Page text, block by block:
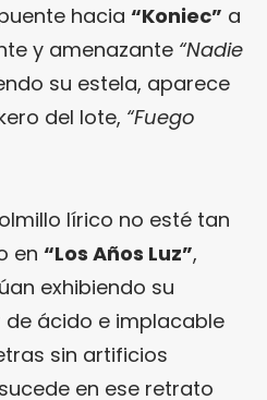
hacia “Koniec” a
y amenazante “Nadie
su estela, aparece
del lote, “Fuego
lírico no esté tan
en “Los Años Luz”,
exhibiendo su
ácido e implacable
sin artificios
en ese retrato